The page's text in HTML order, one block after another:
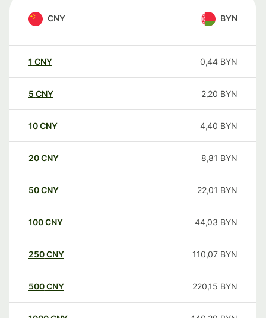
CNY BYN
1 CNY 0,44 BYN
5 CNY 2,20 BYN
10CNY 4,40 BYN
20CNY 8,81 BYN
50CNY 22,01 BYN
100CNY 44,03 BYN
250CNY 110,07 BYN
500CNY 220,15 BYN